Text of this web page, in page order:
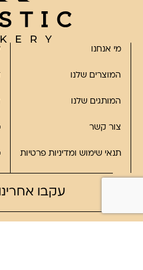
מי אנחנו
המוצרים שלנו
המותגים שלנו
צור קשר
תנאי שימוש ומדיניות פרטיות
עקבו אחרינו